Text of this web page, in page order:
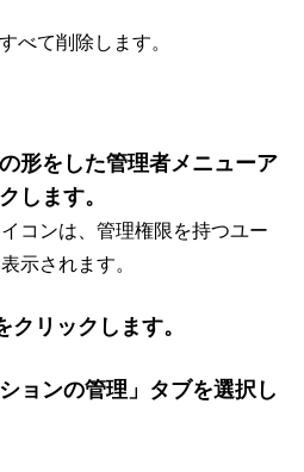
べて削除します。
形をした管理者メニューア
します。
コンは、管理権限を持つユー
示されます。
リックします。
ョンの管理」タブを選択し